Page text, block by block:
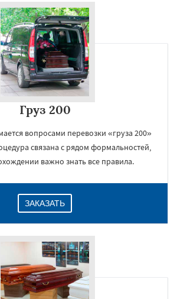
Груз 200
вопросами перевозки «груза 200»
связана с рядом формальностей,
важно знать все правила.
ЗАКАЗАТЬ